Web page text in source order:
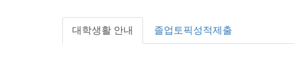
대학생활 안내 졸업토픽성적제출